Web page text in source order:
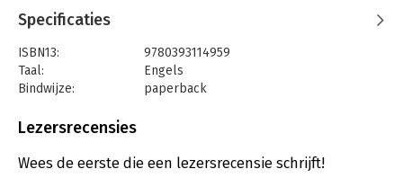
Specificaties
ISBN13:
9780393114959
Taal:
Engels
Bindwijze:
paperback
Uitgever:
Lezersrecensies
Wees de eerste die een lezersrecensie schrijft!